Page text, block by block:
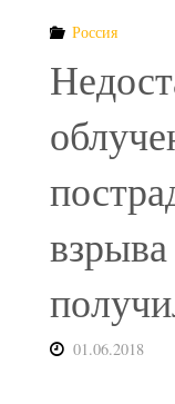
Россия
01.06.2018